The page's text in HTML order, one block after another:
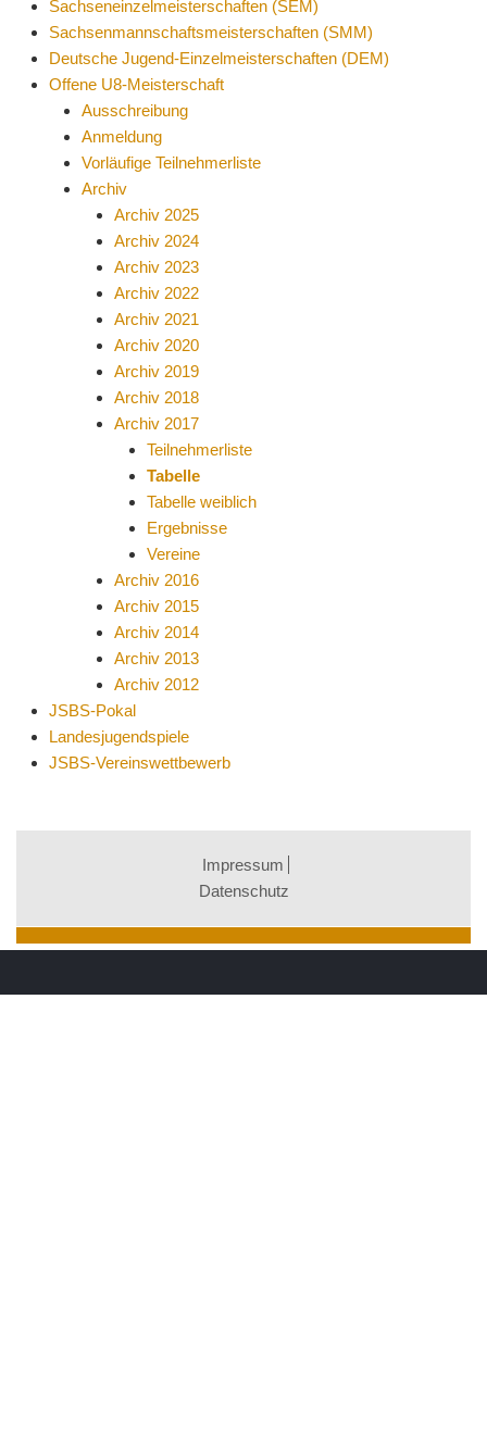
Sachseneinzelmeisterschaften (SEM)
Sachsenmannschaftsmeisterschaften (SMM)
Deutsche Jugend-Einzelmeisterschaften (DEM)
Offene U8-Meisterschaft
Ausschreibung
Anmeldung
Vorläufige Teilnehmerliste
Archiv
Archiv 2025
Archiv 2024
Archiv 2023
Archiv 2022
Archiv 2021
Archiv 2020
Archiv 2019
Archiv 2018
Archiv 2017
Teilnehmerliste
Tabelle
Tabelle weiblich
Ergebnisse
Vereine
Archiv 2016
Archiv 2015
Archiv 2014
Archiv 2013
Archiv 2012
JSBS-Pokal
Landesjugendspiele
JSBS-Vereinswettbewerb
Impressum
Datenschutz